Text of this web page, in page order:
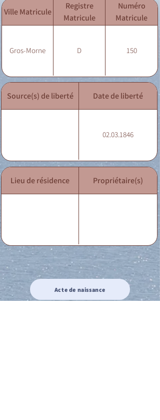
Ville Matricule
Registre
Matricule
Numéro
Matricule
Gros-Morne D 150
Source(s) de liberté Date de liberté
02.03.1846
Lieu de résidence Propriétaire(s)
Acte de naissance